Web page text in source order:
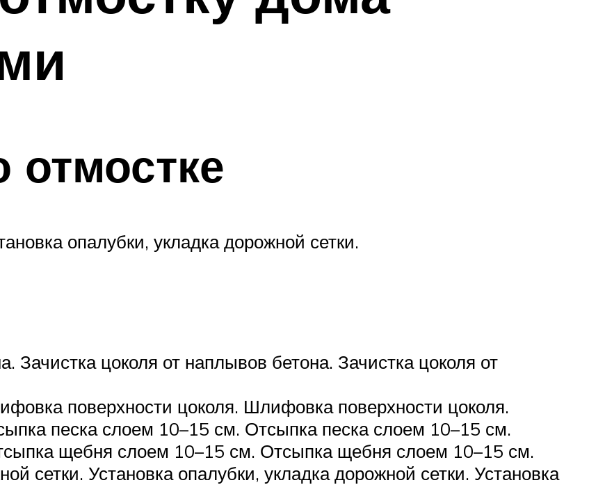
опалубки, укладка дорожной сетки.
Зачистка цоколя от наплывов бетона. Зачистка цоколя от
поверхности цоколя. Шлифовка поверхности цоколя.
песка слоем 10–15 см. Отсыпка песка слоем 10–15 см.
щебня слоем 10–15 см. Отсыпка щебня слоем 10–15 см.
сетки. Установка опалубки, укладка дорожной сетки. Установка